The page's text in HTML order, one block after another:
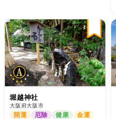
堀越神社
大阪府大阪市
開運 厄除 健康
金運